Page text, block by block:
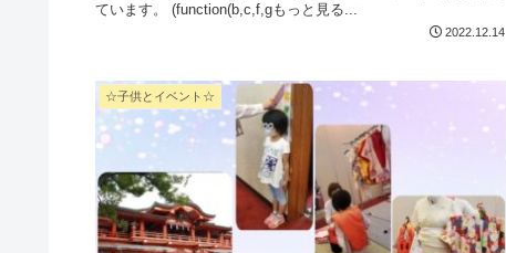
ています。 (function(b,c,f,gもっと見る...
2022.12.14
☆子供とイベント☆